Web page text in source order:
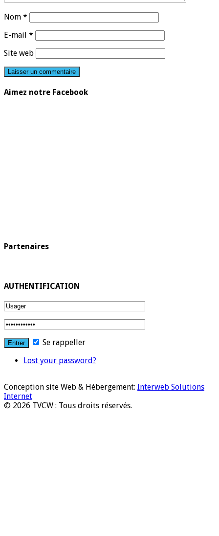
Nom *
E-mail *
Site web
Aimez notre Facebook
Partenaires
AUTHENTIFICATION
Se rappeller
Lost your password?
Conception site Web & Hébergement: Interweb Solutions
Internet
© 2026 TVCW : Tous droits réservés.